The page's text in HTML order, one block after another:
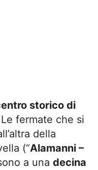
storico di
fermate che si
della
(“Alamanni –
a una decina